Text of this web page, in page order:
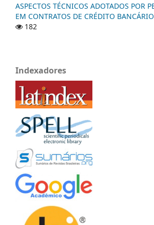
ASPECTOS TÉCNICOS ADOTADOS POR
EM CONTRATOS DE CRÉDITO
182
Indexadores